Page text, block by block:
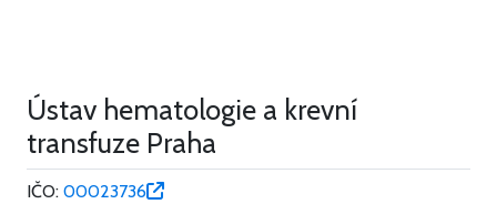
Ústav hematologie a krevní
transfuze Praha
IČO: 00023736